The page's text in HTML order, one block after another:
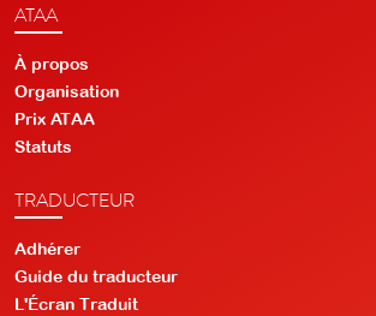
ATAA
À propos
Organisation
Prix ATAA
Statuts
TRADUCTEUR
Adhérer
Guide du traducteur
L'Écran Traduit